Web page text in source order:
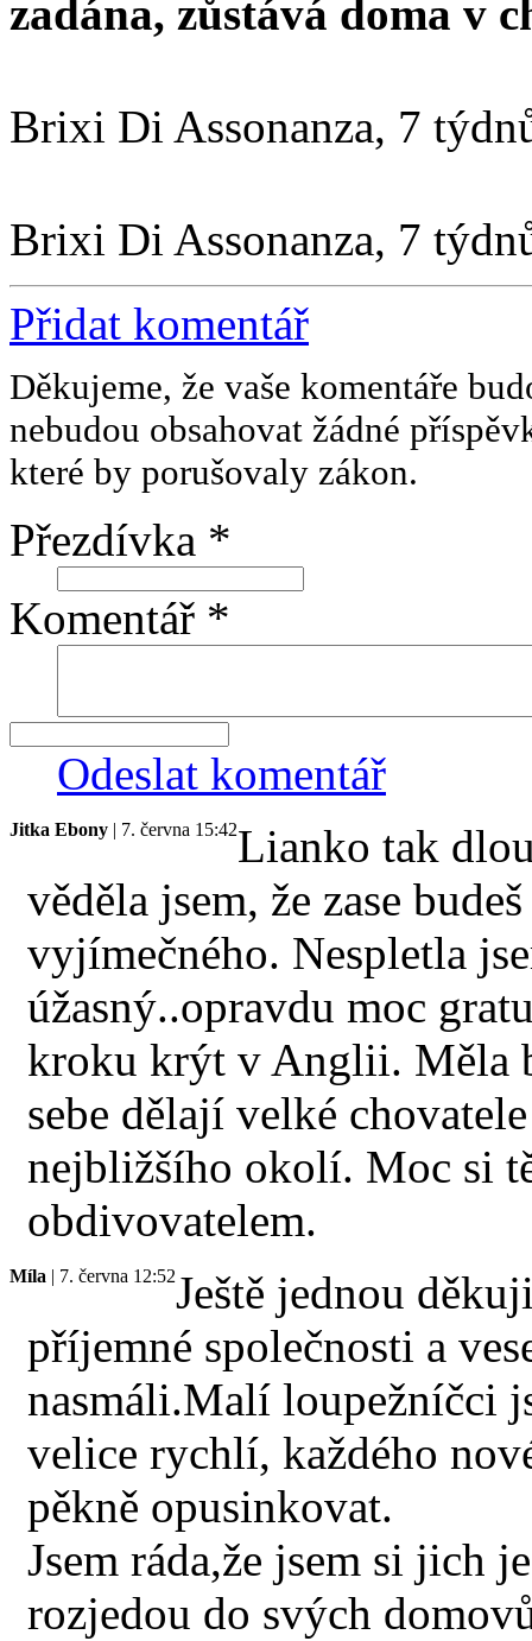
zadána, zůstává doma v
Brixi Di Assonanza, 7
Brixi Di Assonanza, 7
Přidat komentář
Děkujeme, že vaše komentáře
nebudou obsahovat žádné
které by porušovaly zákon.
Přezdívka *
Komentář *
Odeslat komentář
Jitka Ebony | 7. června 15:42Lianko tak
věděla jsem, že zase
vyjímečného. Nespletla
úžasný..opravdu moc
kroku krýt v Anglii. Měla
sebe dělají velké
nejbližšího okolí. Moc si
obdivovatelem.
Míla | 7. června 12:52Ještě jednou
příjemné společnosti a
nasmáli.Malí loupežníčci
velice rychlí, každého
pěkně opusinkovat.
Jsem ráda,že jsem si jich
rozjedou do svých